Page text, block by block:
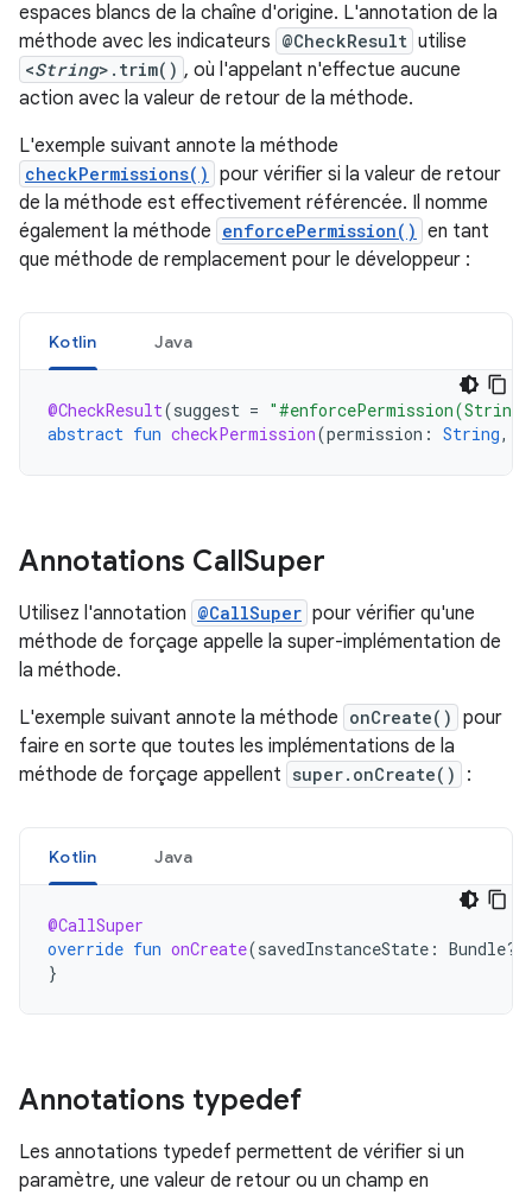
espaces blancs de la chaîne d'origine. L'annotation de la
méthode avec les indicateurs @CheckResult utilise
<String>.trim() , où l'appelant n'effectue aucune
action avec la valeur de retour de la méthode.
L'exemple suivant annote la méthode
checkPermissions() pour vérifier si la valeur de retour
de la méthode est effectivement référencée. Il nomme
également la méthode enforcePermission() en tant
que méthode de remplacement pour le développeur :
Kotlin Java
@CheckResult(suggest =
abstract fun checkPermission(permission : String,
Annotations CallSuper
Utilisez l'annotation @CallSuper pour vérifier qu'une
méthode de forçage appelle la super-implémentation de
la méthode.
L'exemple suivant annote la méthode onCreate() pour
faire en sorte que toutes les implémentations de la
méthode de forçage appellent super.onCreate() :
Kotlin Java
@CallSuper
override fun onCreate(savedInstanceState : Bundle?)
}
Annotations typedef
Les annotations typedef permettent de vérifier si un
paramètre, une valeur de retour ou un champ en